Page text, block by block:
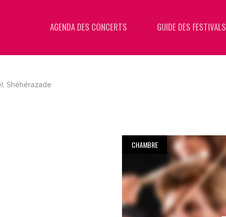
AGENDA DES CONCERTS GUIDE DES FESTIVALS
Shéhérazade
CHAMBRE